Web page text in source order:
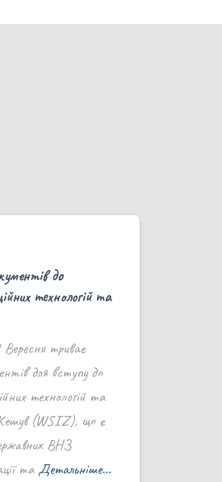
до
технологій та
триває
для вступу до
технологій та
(WSIZ), що є
ВНЗ
та Детальніше…